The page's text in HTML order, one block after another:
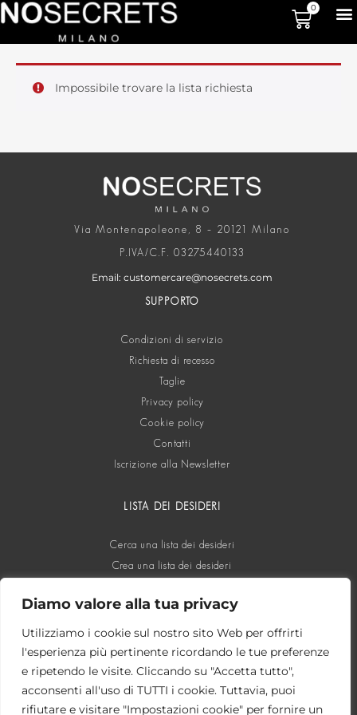
Diamo valore alla tua privacy
Utilizziamo i cookie sul nostro sito Web per offrirti
l'esperienza più pertinente ricordando le tue preferenze
e ripetendo le visite. Cliccando su "Accetta tutto",
acconsenti all'uso di TUTTI i cookie. Tuttavia, puoi
rifiutare e visitare "Impostazioni cookie" per fornire un
0
Impossibile trovare la lista richiesta
Via Montenapoleone, 8 – 20121 Milano
P.IVA/C.F. 03275440133
Email: customercare@nosecrets.com
SUPPORTO
Condizioni di servizio
Richiesta di recesso
Taglie
Privacy policy
Cookie policy
Contatti
Iscrizione alla Newsletter
LISTA DEI DESIDERI
Cerca una lista dei desideri
Crea una lista dei desideri
SOCIAL